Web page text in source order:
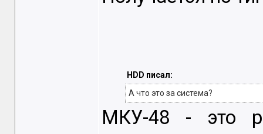
HDD писал:
А что это за система?
МКУ-48 - это